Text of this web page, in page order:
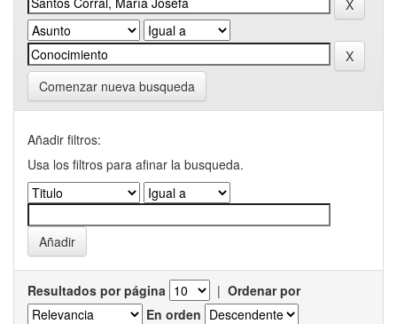
Comenzar nueva busqueda
Añadir filtros:
Usa los filtros para afinar la busqueda.
Resultados por página | Ordenar por
En orden